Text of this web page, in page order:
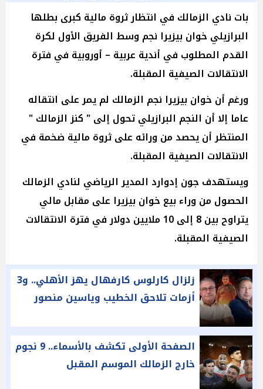
بات نادي الزمالك في انتظار ثروة مالية كبرى بطلها
البرازيلي خوان بيزيرا نجم وسط الفريق الأول لكرة
القدم المطلوب في أندية عربية – أوروبية في فترة
الانتقالات الصيفية المقبلة.
ورغم أن خوان بيزيرا نجم الزمالك لم يمر على انتقاله
عاما إلا أن النجم البرازيلي تحول إلى " كنز الزمالك "
المنتظر أن يحصد من ورائه على ثروة مالية ضخمة في
الانتقالات الصيفية المقبلة.
ويستهدف جون إدوارد المدير الرياضي لنادي الزمالك
الحصول من وراء بيع خوان بيزيرا على مقابل مالي
يتراوح بين 8 إلى 10 ملايين دولار في فترة الانتقالات
الصيفية المقبلة.
زلزال كارلوس كارفهال يهز الأهلي.. و3
أزمات تلاحق الخطيب وياسين منصور
الصفحة الأولى تكشف بالأسماء.. 9 نجوم
خارج الزمالك الموسم المقبل